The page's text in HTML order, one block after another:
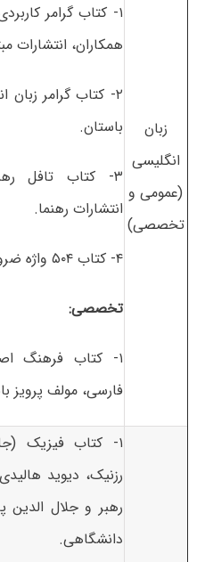
زبان
انگلیسی
(عمومی و
تخصصی)
۱- کتاب گرامر
همکاران، انتشارات
۲- کتاب گرامر زبان
باستان.
۳- کتاب تافل
انتشارات رهنما.
۴- کتاب ۵۰۴ واژه ضروری تافل، انتشارات جنگل.
تخصصی:
۱- کتاب فرهنگ
فارسی، مولف پرویز
رزنیک، دیوید
رهبر و جلال الدین
دانشگاهی.